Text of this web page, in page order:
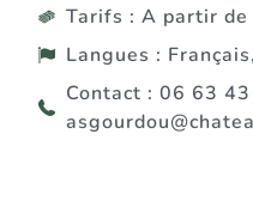
Tarifs : A partir
Langues :
Contact : 06 63